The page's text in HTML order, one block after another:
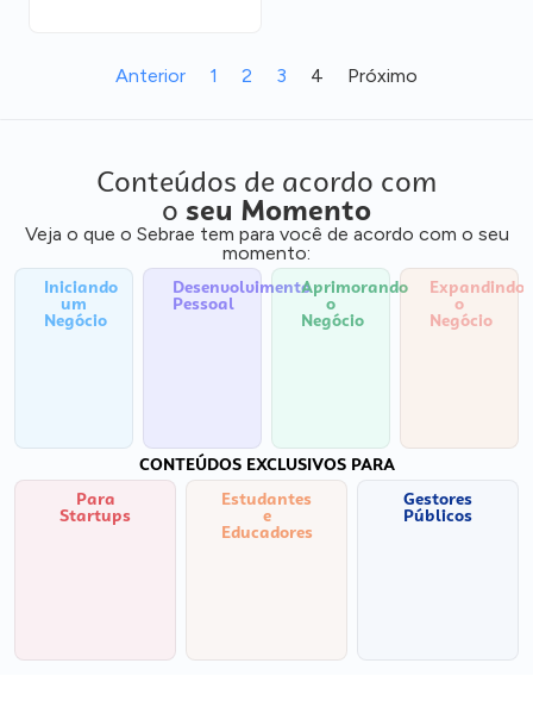
Anterior 1 2 3 4 Próximo
Conteúdos de acordo com
o seu Momento
Veja o que o Sebrae tem para você de acordo com o seu
momento:
Iniciando
um
Negócio
Desenvolvimento
Pessoal
Aprimorando
o
Negócio
Expandindo
o
Negócio
CONTEÚDOS EXCLUSIVOS PARA
Para
Startups
Estudantes
e
Educadores
Gestores
Públicos